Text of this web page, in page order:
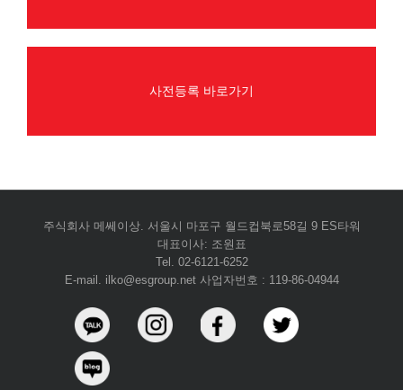
사전등록 바로가기
주식회사 메쎄이상. 서울시 마포구 월드컵북로58길 9 ES타워
대표이사: 조원표
Tel. 02-6121-6252
E-mail. ilko@esgroup.net 사업자번호 : 119-86-04944